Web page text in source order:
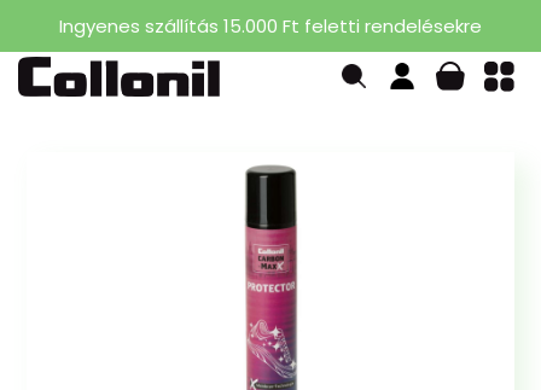
Ingyenes szállítás 15.000 Ft feletti rendelésekre